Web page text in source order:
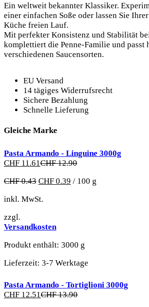
Ein weltweit bekannter Klassiker.
einer einfachen Soße oder lassen Sie
Küche freien Lauf.
Mit perfekter Konsistenz und Stabilität
komplettiert die Penne-Familie und passt
verschiedenen Saucensorten.
EU Versand
14 tägiges Widerrufsrecht
Sichere Bezahlung
Schnelle Lieferung
Gleiche Marke
Pasta Armando - Linguine 3000g
CHF 11.61CHF12.90
CHF0.43 CHF 0.39 / 100 g
inkl. MwSt.
zzgl.
Versandkosten
Produkt enthält: 3000 g
Lieferzeit: 3-7 Werktage
Pasta Armando - Tortiglioni 3000g
CHF 12.51CHF13.90